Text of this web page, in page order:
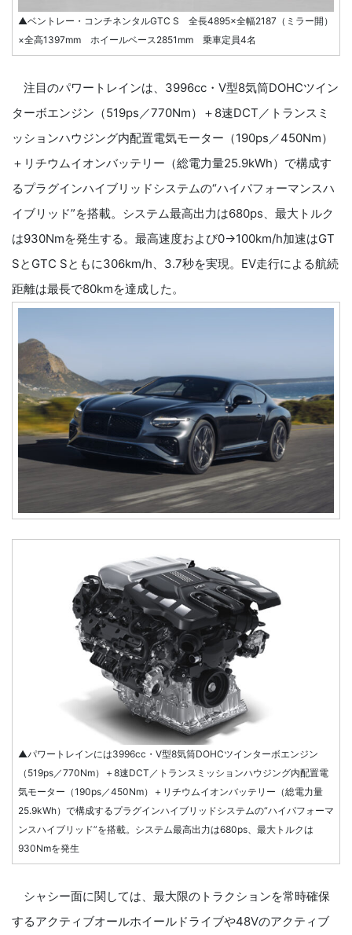
▲ベントレー・コンチネンタルGTC S 全長4895×全幅2187（ミラー開）
×全高1397mm ホイールベース2851mm 乗車定員4名
注目のパワートレインは、3996cc・V型8気筒DOHCツイン
ターボエンジン（519ps／770Nm）＋8速DCT／トランスミ
ッションハウジング内配置電気モーター（190ps／450Nm）
＋リチウムイオンバッテリー（総電力量25.9kWh）で構成す
るプラグインハイブリッドシステムの“ハイパフォーマンスハ
イブリッド”を搭載。システム最高出力は680ps、最大トルク
は930Nmを発生する。最高速度および0→100km/h加速はGT
SとGTC Sともに306km/h、3.7秒を実現。EV走行による航続
距離は最長で80kmを達成した。
▲パワートレインには3996cc・V型8気筒DOHCツインターボエンジン
（519ps／770Nm）＋8速DCT／トランスミッションハウジング内配置電
気モーター（190ps／450Nm）＋リチウムイオンバッテリー（総電力量
25.9kWh）で構成するプラグインハイブリッドシステムの“ハイパフォーマ
ンスハイブリッド”を搭載。システム最高出力は680ps、最大トルクは
930Nmを発生
シャシー面に関しては、最大限のトラクションを常時確保
するアクティブオールホイールドライブや48Vのアクティブ